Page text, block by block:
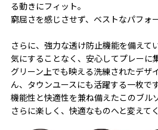
る動きにフィット。
窮屈さを感じさせず、ベストなパフォ
さらに、強力な透け防止機能を備えて
気にすることなく、安心してプレーに
グリーン上でも映える洗練されたデザ
ん、タウンユースにも活躍する一枚です
機能性と快適性を兼ね備えたこのブル
さらに楽しく、快適なものへと変えてく